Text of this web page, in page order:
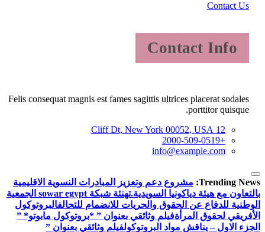
Contact Us
Contact Info
Felis consequat magnis est fames sagittis ultrices placerat sodales
porttitor quisque.
12 Cliff Dt, New York 00052, USA
+2000-509-0519
info@example.com
Trending News: مشروع دعم وتعزيز المبادرات النسوية الاقليمية
بالتعاون مع هيئة دياكونيا السويدية.
تهنئة شبكة sowar egypt الجمعية
الوطنية للدفاع عن الحقوق والحريات للانضمام للتحالفالبروتوكول
الأفريقي لحقوق المرأةفيلم وثائقي بعنوان ” *بروتوكول مابوتو* ”
الجزء الاول – يناقش مواد البروتوكولفيلم وثائقي بعنوان ”